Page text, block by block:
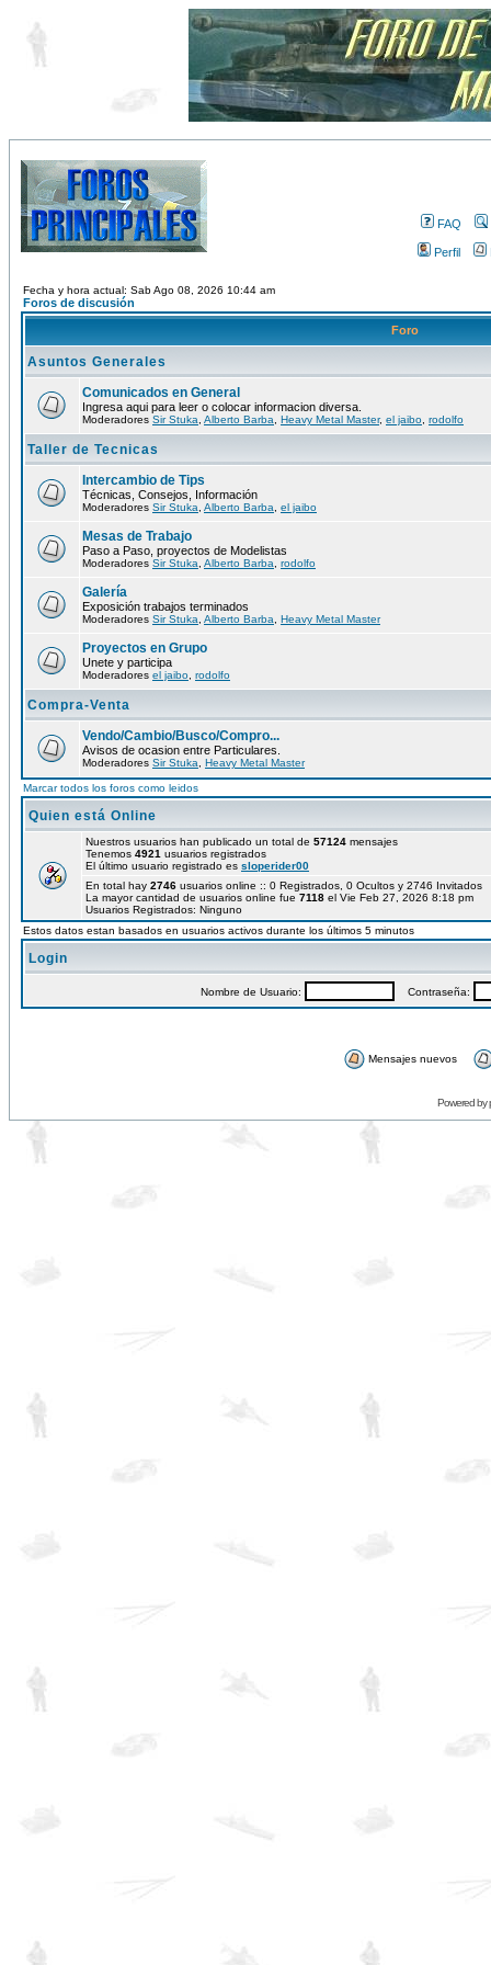
FAQ
Perfil
Fecha y hora actual: Sab Ago 08, 2026 10:44 am
Foros de discusión
Foro
Asuntos Generales
Comunicados en General
Ingresa aqui para leer o colocar informacion diversa.
Moderadores Sir Stuka Alberto Barba Heavy Metal Master, el jaibo rodolfo
Taller de Tecnicas
Intercambio de Tips
Técnicas, Consejos, Información
Moderadores Sir Stuka Alberto Barba el jaibo
Mesas de Trabajo
Paso a Paso, proyectos de Modelistas
Moderadores Sir Stuka Alberto Barba rodolfo
Galería
Exposición trabajos terminados
Moderadores Sir Stuka Alberto Barba Heavy Metal Master
Proyectos en Grupo
Unete y participa
Moderadores el jaibo rodolfo
Compra-Venta
Vendo/Cambio/Busco/Compro...
Avisos de ocasion entre Particulares.
Moderadores Sir Stuka Heavy Metal Master
Marcar todos los foros como leidos
Quien está Online
Nuestros usuarios han publicado un total de 57124 mensajes
Tenemos 4921 usuarios registrados
El último usuario registrado es sloperider00
En total hay 2746 usuarios online :: 0 Registrados, 0 Ocultos y 2746
La mayor cantidad de usuarios online fue 7118 el Vie Feb 27, 2026 8:18 pm
Usuarios Registrados: Ninguno
Estos datos estan basados en usuarios activos durante los últimos 5 minutos
Login
Nombre de Usuario: Contraseña:
Mensajes nuevos
Powered by